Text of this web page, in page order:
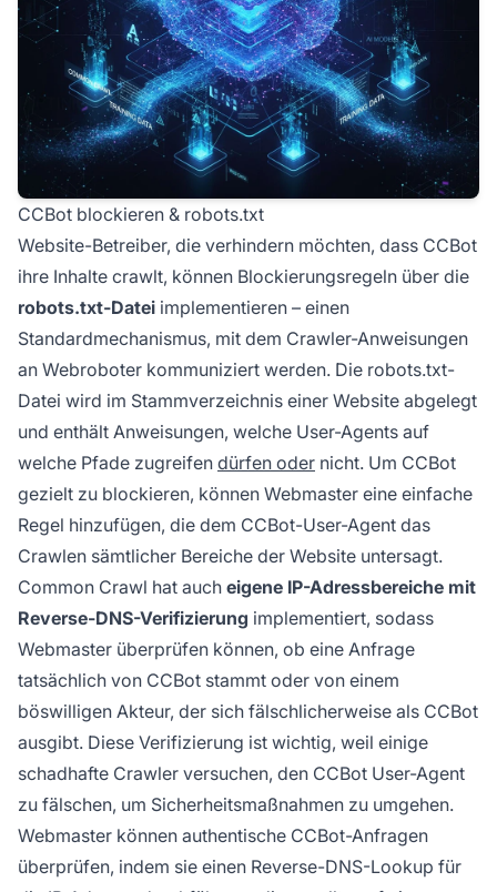
CCBot blockieren & robots.txt
Website-Betreiber, die verhindern möchten, dass CCBot
ihre Inhalte crawlt, können Blockierungsregeln über die
robots.txt-Datei implementieren – einen
Standardmechanismus, mit dem Crawler-Anweisungen
an Webroboter kommuniziert werden. Die robots.txt-
Datei wird im Stammverzeichnis einer Website abgelegt
und enthält Anweisungen, welche User-Agents auf
welche Pfade zugreifen dürfen oder nicht. Um CCBot
gezielt zu blockieren, können Webmaster eine einfache
Regel hinzufügen, die dem CCBot-User-Agent das
Crawlen sämtlicher Bereiche der Website untersagt.
Common Crawl hat auch eigene IP-Adressbereiche mit
Reverse-DNS-Verifizierung implementiert, sodass
Webmaster überprüfen können, ob eine Anfrage
tatsächlich von CCBot stammt oder von einem
böswilligen Akteur, der sich fälschlicherweise als CCBot
ausgibt. Diese Verifizierung ist wichtig, weil einige
schadhafte Crawler versuchen, den CCBot User-Agent
zu fälschen, um Sicherheitsmaßnahmen zu umgehen.
Webmaster können authentische CCBot-Anfragen
überprüfen, indem sie einen Reverse-DNS-Lookup für